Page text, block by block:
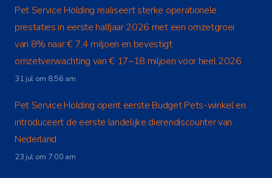
Pet Service Holding realiseert sterke operationele
prestaties in eerste halfjaar 2026 met een omzetgroei
van 8% naar € 7,4 miljoen en bevestigt
omzetverwachting van € 17–18 miljoen voor heel 2026
31 jul om 8:56 am
Pet Service Holding opent eerste Budget Pets-winkel en
introduceert de eerste landelijke dierendiscounter van
Nederland
23 jul om 7:00 am